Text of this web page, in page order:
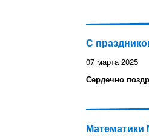
С
07 марта 2025
Сердечно